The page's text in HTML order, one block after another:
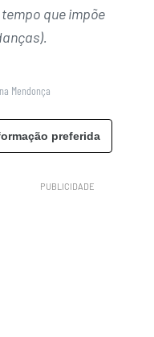
que impõe
Mendonça
preferida